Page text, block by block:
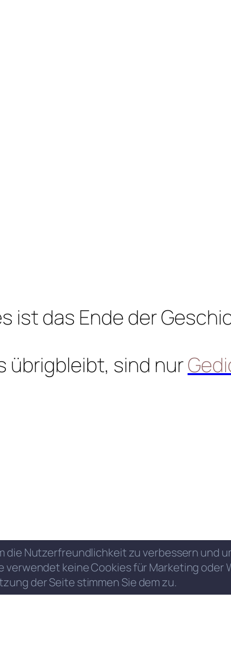
ist das Ende der
übrigbleibt, sind nur
die Nutzerfreundlichkeit zu verbessern und
keine Cookies für Marketing oder
der Seite stimmen Sie dem zu.